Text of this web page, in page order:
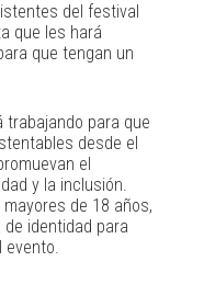
del festival
que les hará
que tengan un
trabajando para que
desde el
el
y la inclusión.
de 18 años,
identidad para
evento.